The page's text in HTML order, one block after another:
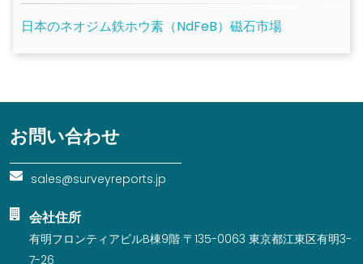
日本のネオジム鉄ホウ素（NdFeB）磁石市場
お問い合わせ
sales@surveyreports.jp
会社住所
有明フロンティアビルB棟9階 〒135-0063 東京都江東区有明3-
7-26